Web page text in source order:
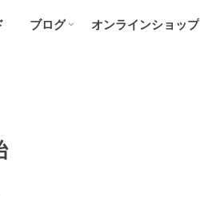
ブログ オンラインショップ